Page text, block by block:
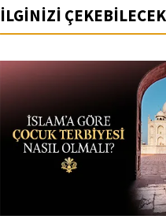
İLGİNİZİ